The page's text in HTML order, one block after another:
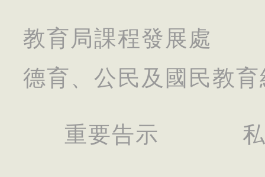
教育局課程發展處
德育、公民及國民教
重要告示